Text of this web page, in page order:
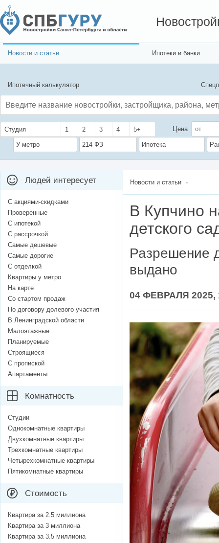
Новости и статьи Ипотеки и банки
Ипотечный калькулятор
Студия 1 2 3 4 5+ Цена
У метро 214 ФЗ Ипотека
Новости и статьи
В Купчино
детского
Разрешение
выдано
04 ФЕВРАЛЯ 2025,
Людей интересует
С акциями-скидками
Проверенные
С ипотекой
С рассрочкой
Самые дешевые
Самые дорогие
С отделкой
Квартиры у метро
На карте
Со стартом продаж
По договору долевого участия
В Ленинградской области
Малоэтажные
Планируемые
Строящиеся
С пропиской
Апартаменты
Комнатность
Студии
Однокомнатные квартиры
Двухкомнатные квартиры
Трехкомнатные квартиры
Четырехкомнатные квартиры
Пятикомнатные квартиры
Стоимость
Квартира за 2.5 миллиона
Квартира за 3 миллиона
Квартира за 3.5 миллиона